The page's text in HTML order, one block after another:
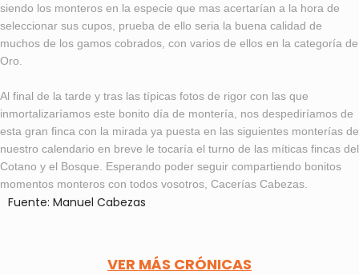
siendo los monteros en la especie que mas acertarían a la hora de
seleccionar sus cupos, prueba de ello seria la buena calidad de
muchos de los gamos cobrados, con varios de ellos en la categoría de
Oro.
Al final de la tarde y tras las típicas fotos de rigor con las que
inmortalizaríamos este bonito día de montería, nos despediríamos de
esta gran finca con la mirada ya puesta en las siguientes monterías de
nuestro calendario en breve le tocaría el turno de las míticas fincas del
Cotano y el Bosque. Esperando poder seguir compartiendo bonitos
momentos monteros con todos vosotros, Cacerías Cabezas.
Fuente: Manuel Cabezas
VER MÁS CRÓNICAS